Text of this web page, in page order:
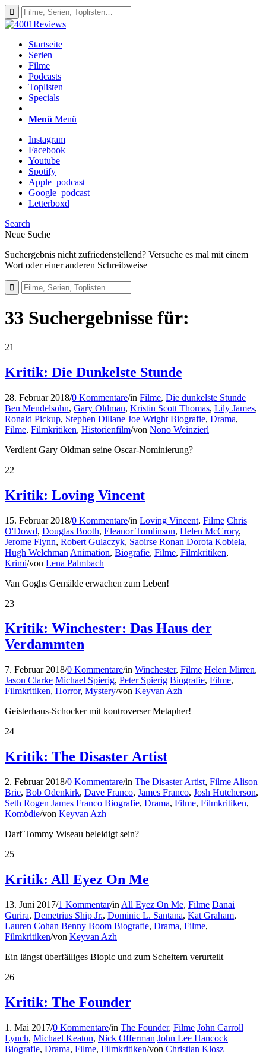
Startseite
Serien
Filme
Podcasts
Toplisten
Specials
Menü Menü
Instagram
Facebook
Youtube
Spotify
Apple_podcast
Google_podcast
Letterboxd
Search
Neue Suche
Suchergebnis nicht zufriedenstellend? Versuche es mal mit einem
Wort oder einer anderen Schreibweise
33 Suchergebnisse für:
21
Kritik: Die Dunkelste Stunde
28. Februar 2018/0 Kommentare/in Filme, Die dunkelste Stunde
Ben Mendelsohn, Gary Oldman, Kristin Scott Thomas, Lily James,
Ronald Pickup, Stephen Dillane Joe Wright Biografie, Drama,
Filme, Filmkritiken, Historienfilm/von Nono Weinzierl
Verdient Gary Oldman seine Oscar-Nominierung?
22
Kritik: Loving Vincent
15. Februar 2018/0 Kommentare/in Loving Vincent, Filme Chris
O'Dowd, Douglas Booth, Eleanor Tomlinson, Helen McCrory,
Jerome Flynn, Robert Gulaczyk, Saoirse Ronan Dorota Kobiela,
Hugh Welchman Animation, Biografie, Filme, Filmkritiken,
Krimi/von Lena Palmbach
Van Goghs Gemälde erwachen zum Leben!
23
Kritik: Winchester: Das Haus der
Verdammten
7. Februar 2018/0 Kommentare/in Winchester, Filme Helen Mirren,
Jason Clarke Michael Spierig, Peter Spierig Biografie, Filme,
Filmkritiken, Horror, Mystery/von Keyvan Azh
Geisterhaus-Schocker mit kontroverser Metapher!
24
Kritik: The Disaster Artist
2. Februar 2018/0 Kommentare/in The Disaster Artist, Filme Alison
Brie, Bob Odenkirk, Dave Franco, James Franco, Josh Hutcherson,
Seth Rogen James Franco Biografie, Drama, Filme, Filmkritiken,
Komödie/von Keyvan Azh
Darf Tommy Wiseau beleidigt sein?
25
Kritik: All Eyez On Me
13. Juni 2017/1 Kommentar/in All Eyez On Me, Filme Danai
Gurira, Demetrius Ship Jr., Dominic L. Santana, Kat Graham,
Lauren Cohan Benny Boom Biografie, Drama, Filme,
Filmkritiken/von Keyvan Azh
Ein längst überfälliges Biopic und zum Scheitern verurteilt
26
Kritik: The Founder
1. Mai 2017/0 Kommentare/in The Founder, Filme John Carroll
Lynch, Michael Keaton, Nick Offerman John Lee Hancock
Biografie, Drama, Filme, Filmkritiken/von Christian Klosz